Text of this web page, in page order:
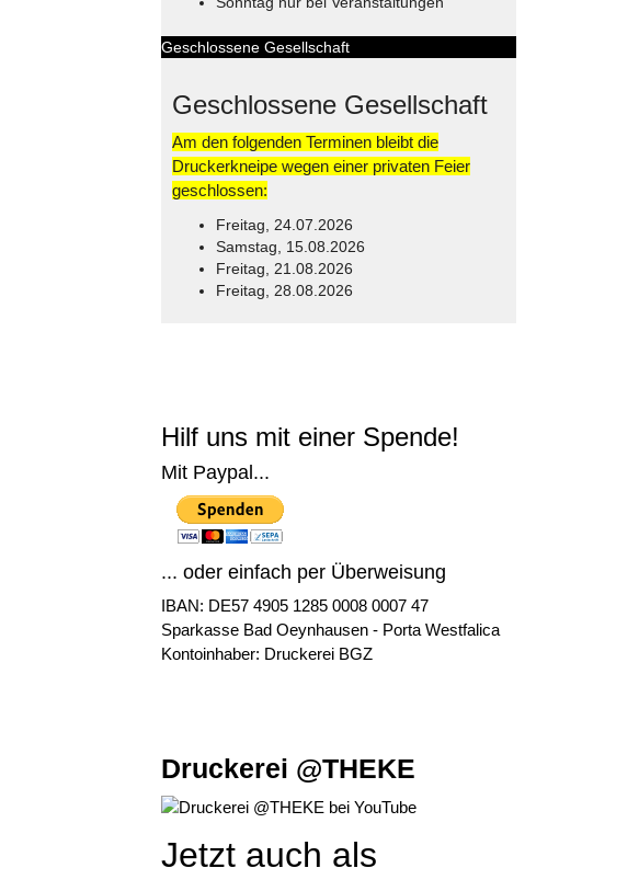
Geschlossene Gesellschaft
Geschlossene Gesellschaft
Am den folgenden Terminen bleibt die
Druckerkneipe wegen einer privaten Feier
geschlossen:
Freitag, 24.07.2026
Samstag, 15.08.2026
Freitag, 21.08.2026
Freitag, 28.08.2026
Hilf uns mit einer Spende!
Mit Paypal...
... oder einfach per Überweisung
IBAN: DE57 4905 1285 0008 0007 47
Sparkasse Bad Oeynhausen - Porta Westfalica
Kontoinhaber: Druckerei BGZ
Druckerei @THEKE
Jetzt auch als